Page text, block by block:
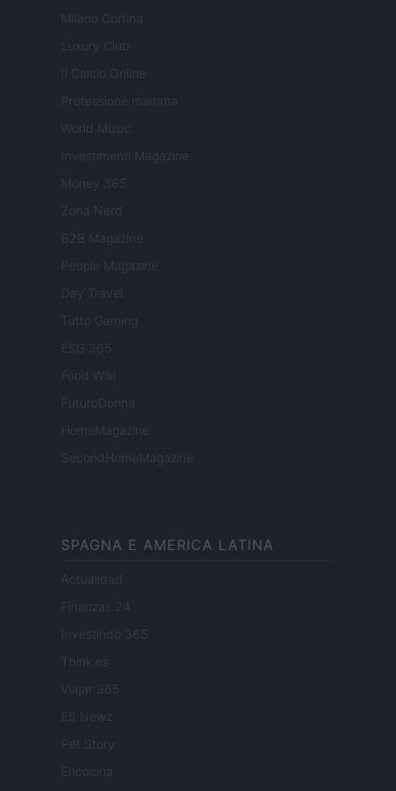
Milano Cortina
Luxury Club
Il Calcio Online
Professione mamma
World Music
Investimenti Magazine
Money 365
Zona Nerd
B2B Magazine
People Magazine
Day Travel
Tutto Gaming
ESG 365
Food Wiki
FuturoDonna
HomeMagazine
SecondHomeMagazine
SPAGNA E AMERICA LATINA
Actualidad
Finanzas 24
Investindo 365
Think.es
Viajar 365
ES Newz
Pet Story
Encocina